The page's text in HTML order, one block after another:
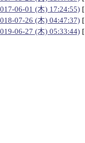
06-01 (木) 17:24:55)[
07-26 (木) 04:47:37)[
06-27 (木) 05:33:44)[